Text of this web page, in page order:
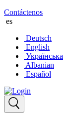
Contáctenos
es
Deutsch
English
Українська
Albanian
Español